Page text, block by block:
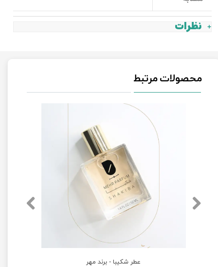
نظرات
محصولات مرتبط
عطر شکیبا - برند مهر